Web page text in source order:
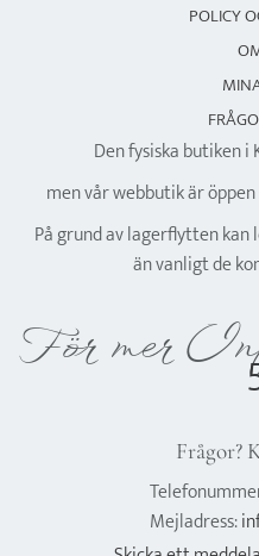
POLICY
Den fysiska butiken i
men vår webbutik är
På grund av lagerflytten
än vanligt de
För mer
Frågor?
Mejladress: